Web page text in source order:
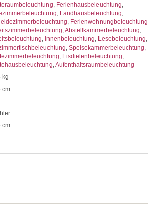
, Ferienhausbeleuchtung,
, Landhausbeleuchtung,
, Ferienwohnungbeleuchtung
,Abstellkammerbeleuchtung,
, Innenbeleuchtung, Lesebeleuchtung,
, Speisekammerbeleuchtung,
, Eisdielenbeleuchtung,
,Aufenthaltsraumbeleuchtung
kg
cm
cm